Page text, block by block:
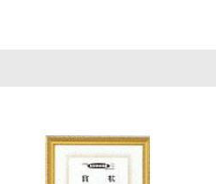
<L2> 化学物質
20. <L2> 発生する